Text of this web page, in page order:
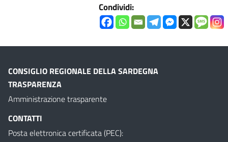
Condividi:
CONSIGLIO REGIONALE DELLA SARDEGNA
TRASPARENZA
Amministrazione trasparente
CONTATTI
Posta elettronica certificata (PEC):